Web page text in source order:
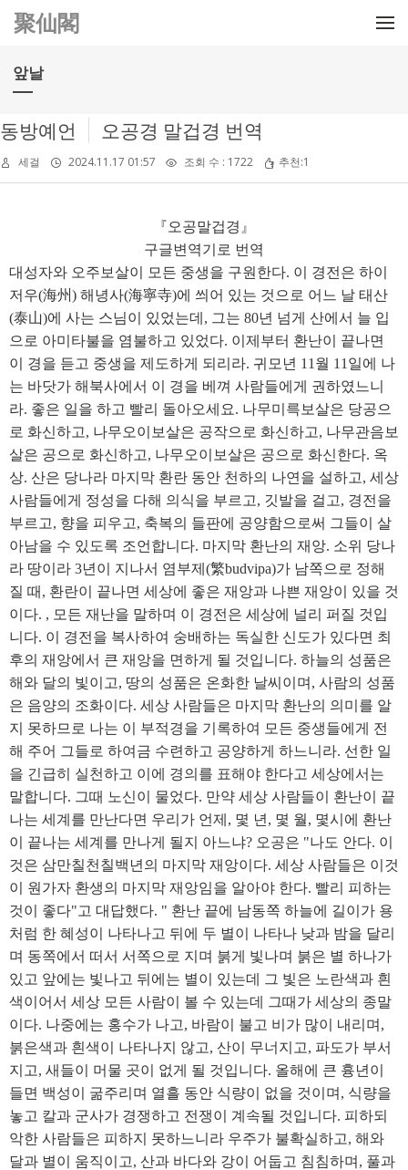
聚仙閣
앞날
동방예언 오공경 말겁경 번역
세걸 2024.11.17 01:57 조회 수 : 1722 추천:1
『오공말겁경』
구글변역기로 번역
대성자와 오주보살이 모든 중생을 구원한다. 이 경전은 하이
저우(海州) 해녕사(海寧寺)에 씌어 있는 것으로 어느 날 태산
(泰山)에 사는 스님이 있었는데, 그는 80년 넘게 산에서 늘 입
으로 아미타불을 염불하고 있었다. 이제부터 환난이 끝나면
이 경을 듣고 중생을 제도하게 되리라. 귀모년 11월 11일에 나
는 바닷가 해북사에서 이 경을 베껴 사람들에게 권하였느니
라. 좋은 일을 하고 빨리 돌아오세요. 나무미륵보살은 당공으
로 화신하고, 나무오이보살은 공작으로 화신하고, 나무관음보
살은 공으로 화신하고, 나무오이보살은 공으로 화신한다. 옥
상. 산은 당나라 마지막 환란 동안 천하의 나연을 설하고, 세상
사람들에게 정성을 다해 의식을 부르고, 깃발을 걸고, 경전을
부르고, 향을 피우고, 축복의 들판에 공양함으로써 그들이 살
아남을 수 있도록 조언합니다. 마지막 환난의 재앙. 소위 당나
라 땅이라 3년이 지나서 염부제(繁budvipa)가 남쪽으로 정해
질 때, 환란이 끝나면 세상에 좋은 재앙과 나쁜 재앙이 있을 것
이다. , 모든 재난을 말하며 이 경전은 세상에 널리 퍼질 것입
니다. 이 경전을 복사하여 숭배하는 독실한 신도가 있다면 최
후의 재앙에서 큰 재앙을 면하게 될 것입니다. 하늘의 성품은
해와 달의 빛이고, 땅의 성품은 온화한 날씨이며, 사람의 성품
은 음양의 조화이다. 세상 사람들은 마지막 환난의 의미를 알
지 못하므로 나는 이 부적경을 기록하여 모든 중생들에게 전
해 주어 그들로 하여금 수련하고 공양하게 하느니라. 선한 일
을 긴급히 실천하고 이에 경의를 표해야 한다고 세상에서는
말합니다. 그때 노신이 물었다. 만약 세상 사람들이 환난이 끝
나는 세계를 만난다면 우리가 언제, 몇 년, 몇 월, 몇시에 환난
이 끝나는 세계를 만나게 될지 아느냐? 오공은 "나도 안다. 이
것은 삼만칠천칠백년의 마지막 재앙이다. 세상 사람들은 이것
이 원가자 환생의 마지막 재앙임을 알아야 한다. 빨리 피하는
것이 좋다"고 대답했다. " 환난 끝에 남동쪽 하늘에 길이가 용
처럼 한 혜성이 나타나고 뒤에 두 별이 나타나 낮과 밤을 달리
며 동쪽에서 떠서 서쪽으로 지며 붉게 빛나며 붉은 별 하나가
있고 앞에는 빛나고 뒤에는 별이 있는데 그 빛은 노란색과 흰
색이어서 세상 모든 사람이 볼 수 있는데 그때가 세상의 종말
이다. 나중에는 홍수가 나고, 바람이 불고 비가 많이 내리며,
붉은색과 흰색이 나타나지 않고, 산이 무너지고, 파도가 부서
지고, 새들이 머물 곳이 없게 될 것입니다. 올해에 큰 흉년이
들면 백성이 굶주리며 열흘 동안 식량이 없을 것이며, 식량을
놓고 칼과 군사가 경쟁하고 전쟁이 계속될 것입니다. 피하되
악한 사람들은 피하지 못하느니라 우주가 불확실하고, 해와
달과 별이 움직이고, 산과 바다와 강이 어둡고 침침하며, 풀과